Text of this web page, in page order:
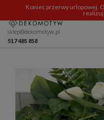
Koniec przerwy urlopowej.
sklep@dekomotyw.pl
517 485 858